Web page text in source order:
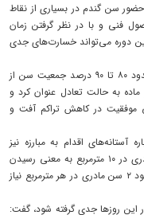
حضور سن گندم در بسیاری از نقاط
فنی و با در نظر گرفتن زمان
این دوره می‌تواند خسارت‌های جدی
وی زمان مناسب برای آغاز مبارزه را پس از خروج حدود ۸۰ تا ۹۰ درصد جمعیت سن از
به حالت تعادل عنوان کرد و
موفقیت در کاهش تراکم آفت و
آستانه‌های اقدام به مبارزه نیز
افزود: در مزارع گندم دیم، مشاهده حدود ۳ سن مادری در ۱۰ مترمربع به معنی رسیدن
جمعیت آفت به حد مداخله است، در مزارع آبی، وجود ۲ سن مادری در هر مترمربع نیاز
این روزها جدی گرفته شود، گفت: